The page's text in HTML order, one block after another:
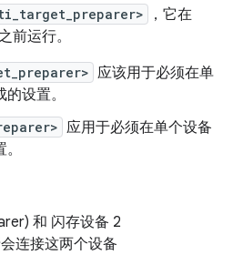
，它在
前运行。
应该用于必须在单
设置。
应用于必须在单个设备
和 闪存设备 2
连接这两个设备